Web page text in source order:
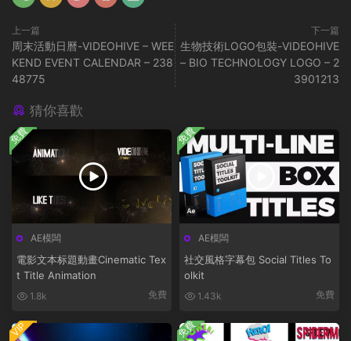
上一篇
周末活動日曆-VIDEOHIVE – WEE
KEND EVENT CALENDAR – 238
48775
下一篇
生物技術LOGO包裝-VIDEOHIVE
– BIO TECHNOLOGY LOGO – 2
3901213
猜你喜歡
AE模闆
電影文本标題動畫Cinematic Tex
t Title Animation
1.8k 免費
免費
AE模闆
社交風格字幕包 Social Titles To
olkit
1.43k 免費
免費
VIP 免費